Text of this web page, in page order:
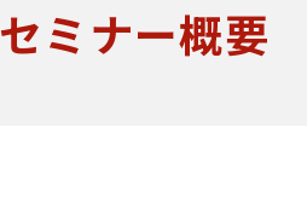
セミナー概要